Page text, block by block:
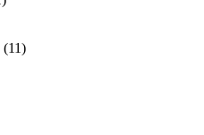
(11)